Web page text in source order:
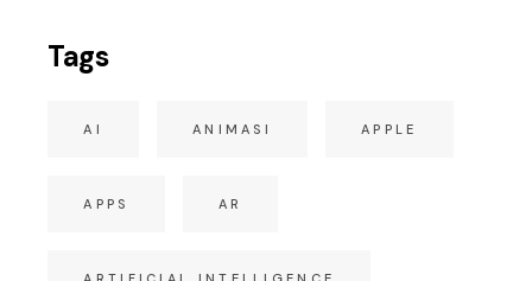
Tags
AI ANIMASI APPLE
APPS AR